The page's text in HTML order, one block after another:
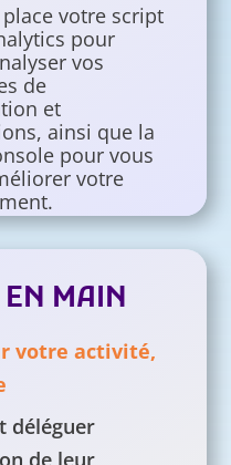
place votre script
pour
vos
de
et
ainsi que la
pour vous
votre
mes conseils
votre site
ajouter
pertinentes,
positionnement
est mis en
à 15 jours selon
MAIN
votre activité,
déléguer
de leur